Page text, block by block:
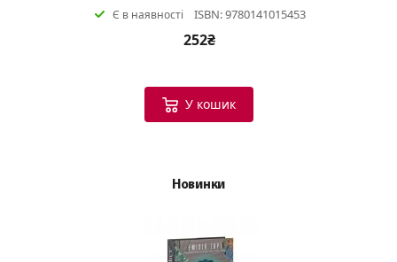
Є в наявності ISBN: 9780141015453
252₴
У кошик
Новинки